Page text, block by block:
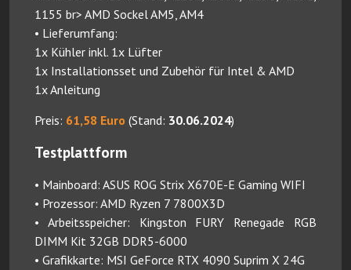
1155 br> AMD Sockel AM5, AM4
• Lieferumfang:
1x Kühler inkl. 1x Lüfter
1x Installationsset und Zubehör für Intel & AMD
1x Anleitung
Preis: 61,58 Euro (Stand: 30.06.2024)
Testplattform
• Mainboard: ASUS ROG Strix X670E-E Gaming WIFI
• Prozessor: AMD Ryzen 7 7800X3D
• Arbeitsspeicher: Kingston FURY Renegade RGB
DIMM Kit 32GB DDR5-6000
• Grafikkarte: MSI GeForce RTX 4090 Suprim X 24G